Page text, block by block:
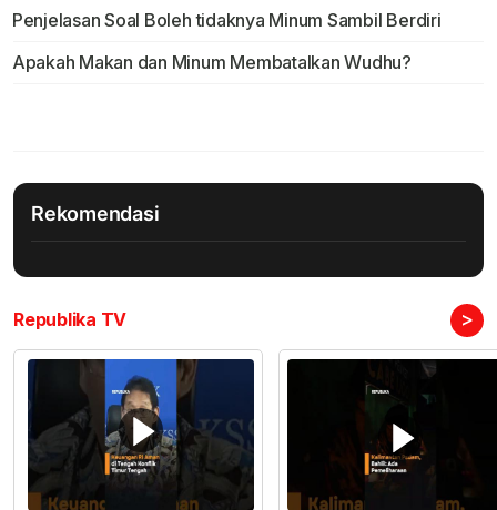
Penjelasan Soal Boleh tidaknya Minum Sambil Berdiri
Apakah Makan dan Minum Membatalkan Wudhu?
Rekomendasi
Republika TV >